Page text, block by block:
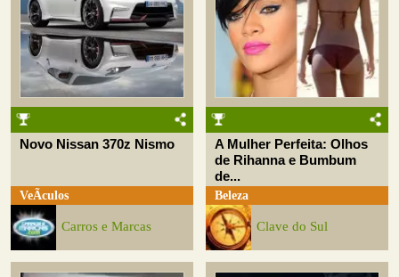
Novo Nissan 370z Nismo
VeÃ­culos
Carros e Marcas
A Mulher Perfeita: Olhos
de Rihanna e Bumbum
de...
Beleza
Clave do Sul